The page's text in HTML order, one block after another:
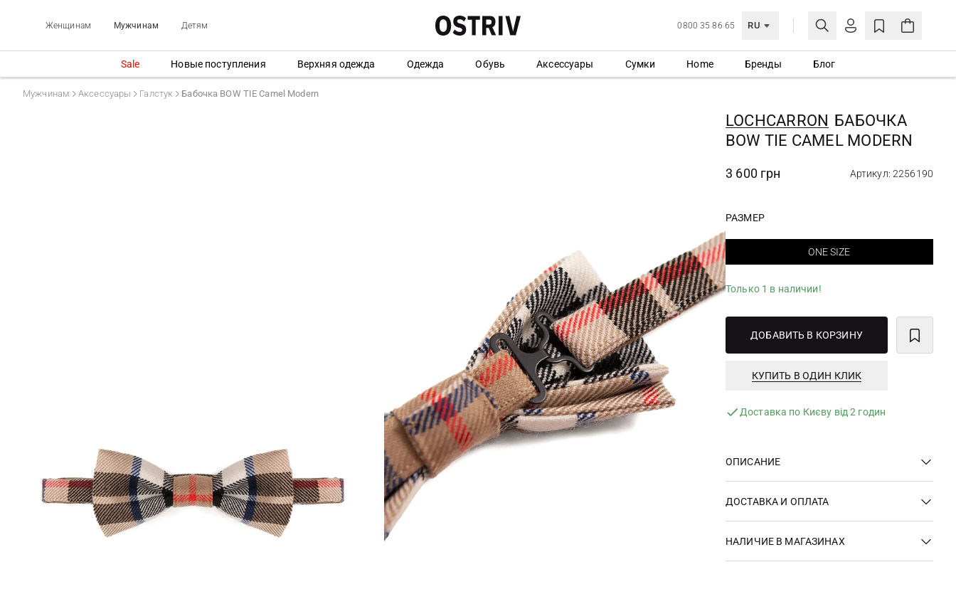
Женщинам Мужчинам Детям 0800 35 86 65 RU
ЛИЧНЫЙ КАБИНЕТ
Еще не зарегистрированы?
СОЗДАТЬ УЧЕТНУЮ ЗАПИСЬ
Sale Новые поступления Верхняя одежда Одежда Обувь Аксессуары Сумки Home Бренды Блог
Мужчинам Аксессуары Галстук Бабочка BOW TIE Camel Modern
LOCHCARRON БАБОЧКА
BOW TIE CAMEL MODERN
3 600 грн Артикул: 2256190
РАЗМЕР
ONE SIZE
Только 1 в наличии!
ДОБАВИТЬ В КОРЗИНУ
КУПИТЬ В ОДИН КЛИК
Доставка по Києву від 2 годин
ОПИСАНИЕ
ДОСТАВКА И ОПЛАТА
НАЛИЧИЕ В МАГАЗИНАХ